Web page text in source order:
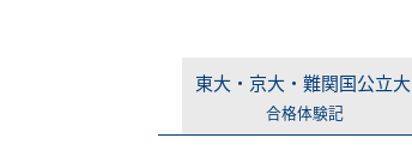
東大・京大・難関国公立大
合格体験記